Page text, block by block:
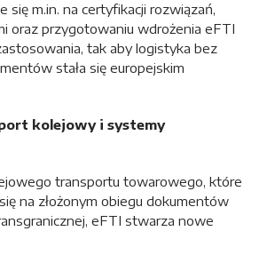
się m.in. na certyfikacji rozwiązań,
oraz przygotowaniu wdrożenia eFTI
tak aby logistyka bez
stała się europejskim
kolejowy i systemy
transportu towarowego, które
na złożonym obiegu dokumentów
eFTI stwarza nowe